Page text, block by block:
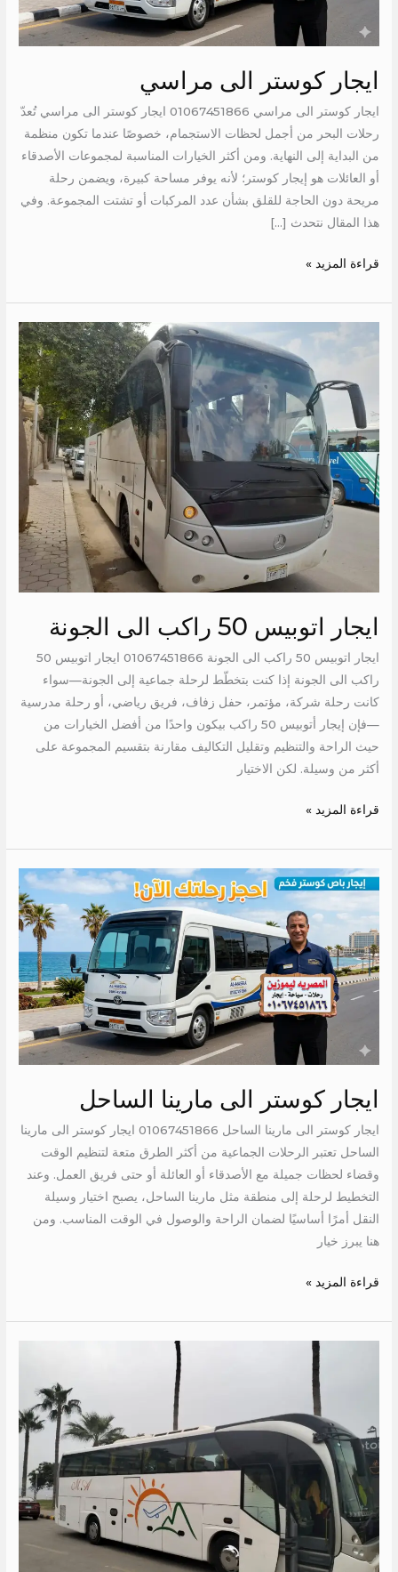
ايجار كوستر الى مراسي
ايجار كوستر الى مراسي 01067451866 ايجار كوستر الى مراسي تُعدّ
رحلات البحر من أجمل لحظات الاستجمام، خصوصًا عندما تكون منظمة
من البداية إلى النهاية. ومن أكثر الخيارات المناسبة لمجموعات الأصدقاء
أو العائلات هو إيجار كوستر؛ لأنه يوفر مساحة كبيرة، ويضمن رحلة
مريحة دون الحاجة للقلق بشأن عدد المركبات أو تشتت المجموعة. وفي
هذا المقال نتحدث […]
قراءة المزيد »
ايجار اتوبيس 50 راكب الى الجونة
ايجار اتوبيس 50 راكب الى الجونة 01067451866 ايجار اتوبيس 50
راكب الى الجونة إذا كنت بتخطّط لرحلة جماعية إلى الجونة—سواء
كانت رحلة شركة، مؤتمر، حفل زفاف، فريق رياضي، أو رحلة مدرسية
—فإن إيجار أتوبيس 50 راكب بيكون واحدًا من أفضل الخيارات من
حيث الراحة والتنظيم وتقليل التكاليف مقارنة بتقسيم المجموعة على
أكثر من وسيلة. لكن الاختيار
راكب
الى
الجونة
قراءة المزيد »
ايجار كوستر الى مارينا الساحل
ايجار كوستر الى مارينا الساحل 01067451866 ايجار كوستر الى مارينا
الساحل تعتبر الرحلات الجماعية من أكثر الطرق متعة لتنظيم الوقت
وقضاء لحظات جميلة مع الأصدقاء أو العائلة أو حتى فريق العمل. وعند
التخطيط لرحلة إلى منطقة مثل مارينا الساحل، يصبح اختيار وسيلة
النقل أمرًا أساسيًا لضمان الراحة والوصول في الوقت المناسب. ومن
هنا يبرز خيار
ايجار
كوستر
الى
مارينا
الساحل
قراءة المزيد »
العين
السخنة